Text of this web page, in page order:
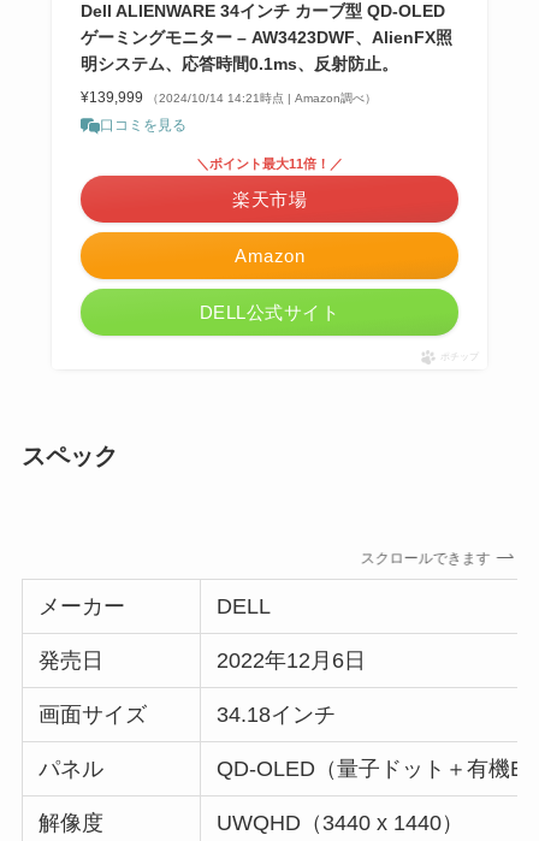
Dell ALIENWARE 34インチ カーブ型 QD-OLED
ゲーミングモニター – AW3423DWF、AlienFX照
明システム、応答時間0.1ms、反射防止。
¥139,999 （2024/10/14 14:21時点 | Amazon調べ）
口コミを見る
Amazon
＼ポイント最大11倍！／
楽天市場
DELL公式サイト
ポチップ
スペック
スクロールできます
メーカー DELL
発売日 2022年12月6日
画面サイズ 34.18インチ
パネル QD-OLED（量子ドット＋有機
解像度 UWQHD（3440 x 1440）